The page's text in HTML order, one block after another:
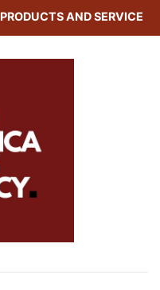
PRODUCTS AND SERVICE